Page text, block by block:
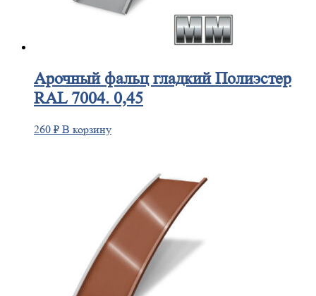
Арочныйфальц гладкий Полиэстер
RAL 7004. 0,45
260 ₽ В корзину